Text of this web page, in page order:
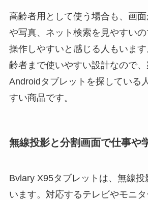
高齢者用として使う場合も、画
や写真、ネット検索を見やすい
操作しやすいと感じる人もいま
齢者まで使いやすい設計なので
Androidタブレットを探している
すい商品です。
無線投影と分割画面で仕事や
Bvlary X95タブレットは、無線投
います。対応するテレビやモニ